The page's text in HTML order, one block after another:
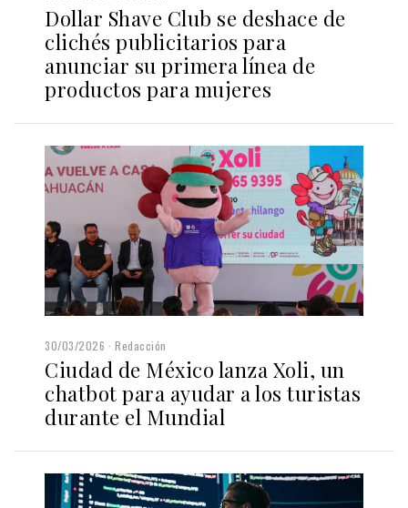
Dollar Shave Club se deshace de
clichés publicitarios para
anunciar su primera línea de
productos para mujeres
30/03/2026 Redacción
Ciudad de México lanza Xoli, un
chatbot para ayudar a los turistas
durante el Mundial